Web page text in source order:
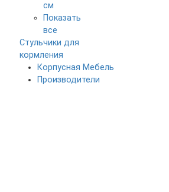
см
Показать
все
Стульчики для
кормления
Корпусная Мебель
Производители